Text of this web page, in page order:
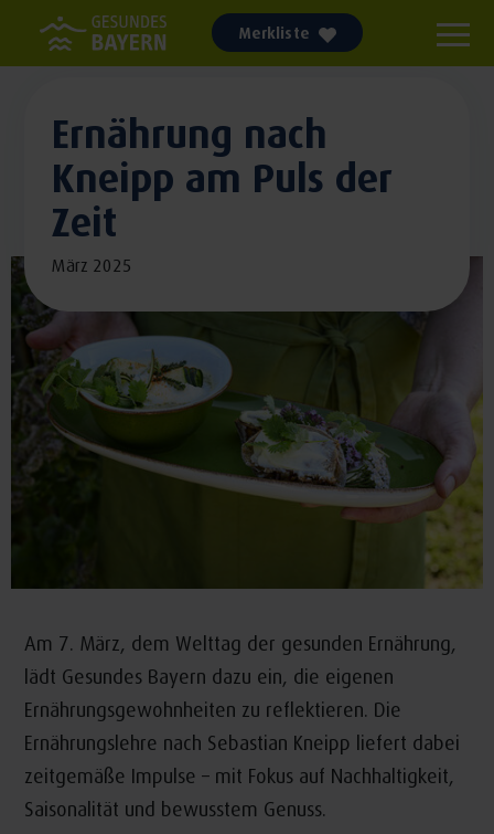
Merkliste
Ernährung nach
Kneipp am Puls der
Zeit
März 2025
Am 7. März, dem Welttag der gesunden Ernährung,
lädt Gesundes Bayern dazu ein, die eigenen
Ernährungsgewohnheiten zu reflektieren. Die
Ernährungslehre nach Sebastian Kneipp liefert dabei
zeitgemäße Impulse – mit Fokus auf Nachhaltigkeit,
Saisonalität und bewusstem Genuss.